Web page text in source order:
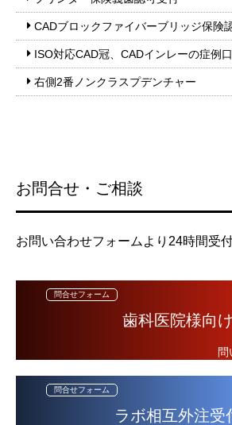
CADブロックファイバーブリッジ保険
ISO対応CAD冠、CADインレーの症例
右側2番ノンクラスプデンチャー
お問合せ・ご相談
お問い合わせフォームより24時間受付
歯科医院様向け
ラボ相互外注受